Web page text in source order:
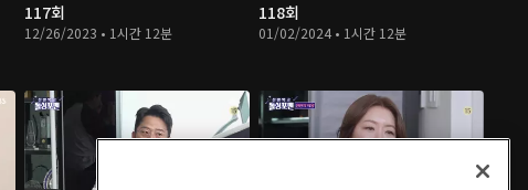
117회
12/26/2023 • 1시간 12분
118회
01/02/2024 • 1시간 12분